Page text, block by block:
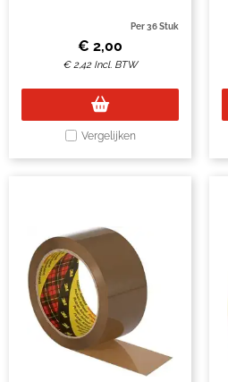
Per 36 Stuk
€ 2,00
€2,42 Incl. BTW
Vergelijken